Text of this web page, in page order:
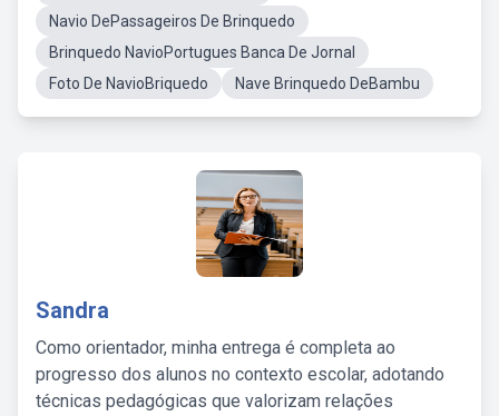
Navio DePassageiros De Brinquedo
Brinquedo NavioPortugues Banca De Jornal
Foto De NavioBriquedo
Nave Brinquedo DeBambu
Sandra
Como orientador, minha entrega é completa ao
progresso dos alunos no contexto escolar, adotando
técnicas pedagógicas que valorizam relações